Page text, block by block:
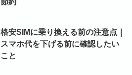
格安SIMに乗り換える前の注意点｜
スマホ代を下げる前に確認したい
こと